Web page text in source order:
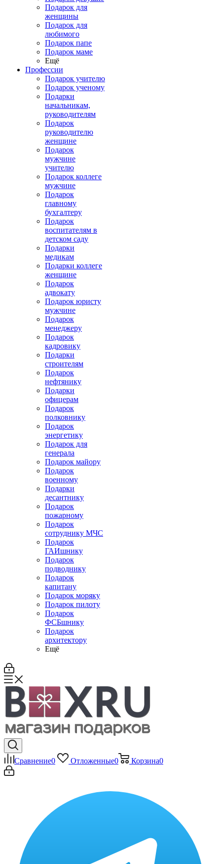
Подарок для
женщины
Подарок для
любимого
Подарок папе
Подарок маме
Ещё
Профессии
Подарок учителю
Подарок ученому
Подарки
начальникам,
руководителям
Подарок
руководителю
женщине
Подарок
мужчине
учителю
Подарок коллеге
мужчине
Подарок
главному
бухгалтеру
Подарок
воспитателям в
детском саду
Подарки
медикам
Подарки коллеге
женщине
Подарок
адвокату
Подарок юристу
мужчине
Подарок
менеджеру
Подарок
кадровику
Подарки
строителям
Подарок
нефтянику
Подарки
офицерам
Подарок
полковнику
Подарок
энергетику
Подарок для
генерала
Подарок майору
Подарок
военному
Подарки
десантнику
Подарок
пожарному
Подарок
сотруднику МЧС
Подарок
ГАИшнику
Подарок
подводнику
Подарок
капитану
Подарок моряку
Подарок пилоту
Подарок
ФСБшнику
Подарок
архитектору
Ещё
Сравнение0 Отложенные0 Корзина0